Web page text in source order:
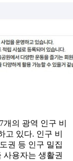
의 광역 인구 비
고 있다. 인구 비
권 등 인구 밀집
사용자는 생활권